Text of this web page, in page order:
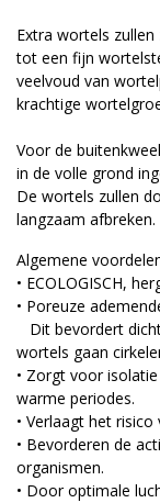
Extra wortels
tot een fijn
veelvoud van
krachtige
Voor de
in de volle grond
De wortels zullen
langzaam afbreken.
Algemene
• ECOLOGISCH,
• Poreuze
Dit bevordert
wortels gaan
• Zorgt voor
warme periodes.
• Verlaagt het
• Bevorderen de
organismen.
• Door optimale